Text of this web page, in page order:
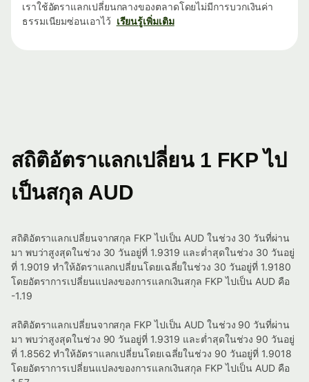
เราใช้อัตราแลกเปลี่ยนกลางของตลาดโดยไม่มีการบวกเงินค่า
ธรรมเนียมซ่อนเอาไว้ เรียนรู้เพิ่มเติม
สถิติอัตราแลกเปลี่ยน 1 FKP ไป
เป็นสกุล AUD
สถิติอัตราแลกเปลี่ยนจากสกุล FKP ไปเป็น AUD ในช่วง 30 วันที่ผ่าน
มา พบว่าสูงสุดในช่วง 30 วันอยู่ที่ 1.9319 และต่ำสุดในช่วง 30 วันอยู่
ที่ 1.9019 ทำให้อัตราแลกเปลี่ยนโดยเฉลี่ยในช่วง 30 วันอยู่ที่ 1.9180
โดยอัตราการเปลี่ยนแปลงของการแลกเงินสกุล FKP ไปเป็น AUD คือ
-1.19
สถิติอัตราแลกเปลี่ยนจากสกุล FKP ไปเป็น AUD ในช่วง 90 วันที่ผ่าน
มา พบว่าสูงสุดในช่วง 90 วันอยู่ที่ 1.9319 และต่ำสุดในช่วง 90 วันอยู่
ที่ 1.8562 ทำให้อัตราแลกเปลี่ยนโดยเฉลี่ยในช่วง 90 วันอยู่ที่ 1.9018
โดยอัตราการเปลี่ยนแปลงของการแลกเงินสกุล FKP ไปเป็น AUD คือ